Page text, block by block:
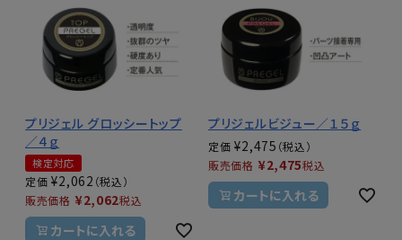
プリジェル グロッシートップ
／４ｇ
検定対応
定価 ¥2,062
販売価格 ¥2,062税込
カートに入れる
プリジェルビジュー／１５ｇ
定価 ¥2,475
販売価格 ¥2,475税込
カートに入れる